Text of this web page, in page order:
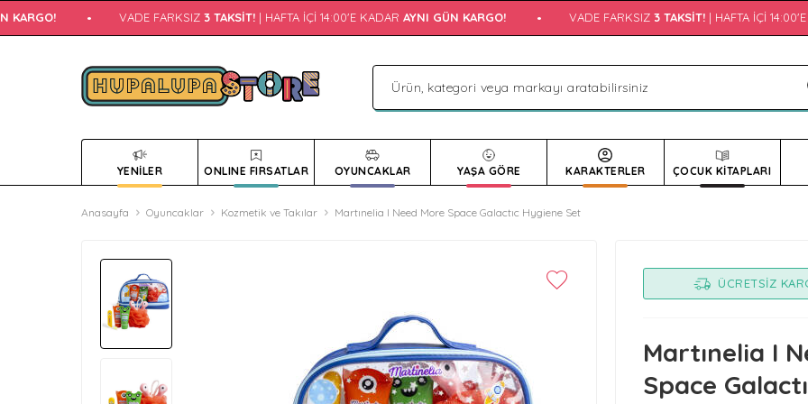
VADE FARKSIZ 3 TAKSIT! | HAFTA İÇI 14:00'E KADAR AYNI GÜN KARGO! VADE FARKSIZ 3 TAKSIT! | HAFTA İÇI 14:00'E
YENİLER ONLINE FIRSATLAR OYUNCAKLAR YAŞA GÖRE KARAKTERLER ÇOCUK KİTAPLARI
Anasayfa Oyuncaklar Kozmetik ve Takılar Martınelia I Need More Space Galactıc Hygiene Set
ÜCRETSIZ
Martınelia I
Space